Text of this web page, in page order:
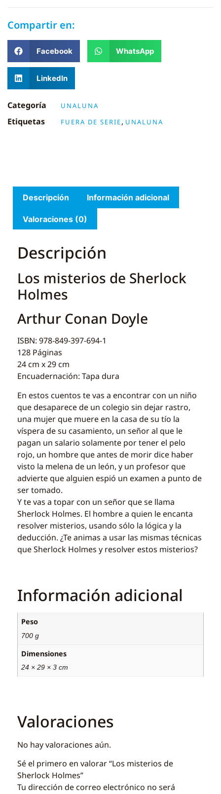
Compartir en:
Facebook WhatsApp
LinkedIn
Categoría UNALUNA
Etiquetas FUERA DE SERIE, UNALUNA
Descripción Información adicional
Valoraciones (0)
Descripción
Los misterios de Sherlock
Holmes
Arthur Conan Doyle
ISBN: 978-849-397-694-1
128 Páginas
24 cm x 29 cm
Encuadernación: Tapa dura
En estos cuentos te vas a encontrar con un niño
que desaparece de un colegio sin dejar rastro,
una mujer que muere en la casa de su tío la
víspera de su casamiento, un señor al que le
pagan un salario solamente por tener el pelo
rojo, un hombre que antes de morir dice haber
visto la melena de un león, y un profesor que
advierte que alguien espió un examen a punto de
ser tomado.
Y te vas a topar con un señor que se llama
Sherlock Holmes. El hombre a quien le encanta
resolver misterios, usando sólo la lógica y la
deducción. ¿Te animas a usar las mismas técnicas
que Sherlock Holmes y resolver estos misterios?
Información adicional
Peso
700 g
Dimensiones
24 × 29 × 3 cm
Valoraciones
No hay valoraciones aún.
Sé el primero en valorar “Los misterios de
Sherlock Holmes”
Tu dirección de correo electrónico no será